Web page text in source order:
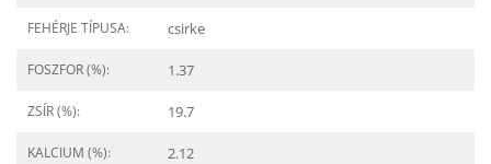
FEHÉRJE TÍPUSA: csirke
FOSZFOR (%): 1.37
ZSÍR (%): 19.7
KALCIUM (%): 2.12